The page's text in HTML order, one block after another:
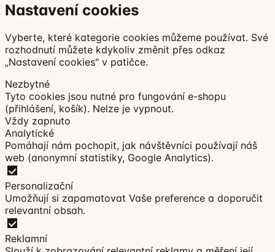
Nastavení cookies
Vyberte, které kategorie cookies můžeme používat. Své
rozhodnutí můžete kdykoliv změnit přes odkaz
„Nastavení cookies" v patičce.
Nezbytné
Tyto cookies jsou nutné pro fungování e-shopu
(přihlášení, košík). Nelze je vypnout.
Vždy zapnuto
Analytické
Pomáhají nám pochopit, jak návštěvníci používají náš
web (anonymní statistiky, Google Analytics).
Personalizační
Umožňují si zapamatovat Vaše preference a doporučit
relevantní obsah.
Reklamní